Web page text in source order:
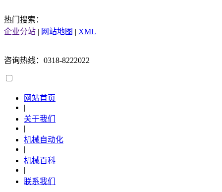
热门搜索：
企业分站 | 网站地图 | XML
咨询热线：0318-8222022
网站首页
|
关于我们
|
机械自动化
|
机械百科
|
联系我们